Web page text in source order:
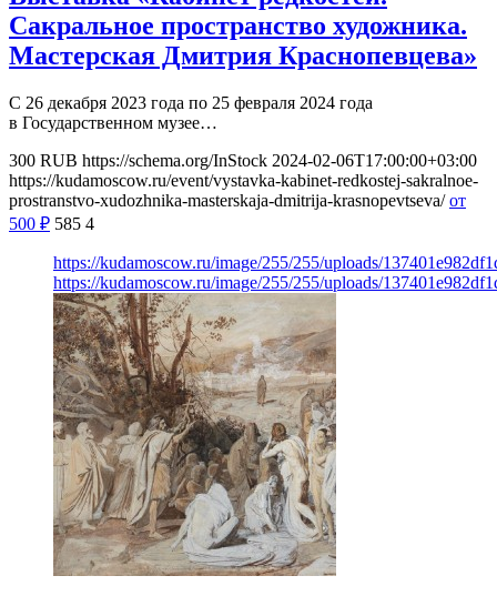
Сакральное пространство художника.
Мастерская Дмитрия Краснопевцева»
С 26 декабря 2023 года по 25 февраля 2024 года
в Государственном музее…
300 RUB https://schema.org/InStock 2024-02-06T17:00:00+03:00
https://kudamoscow.ru/event/vystavka-kabinet-redkostej-sakralnoe-
prostranstvo-xudozhnika-masterskaja-dmitrija-krasnopevtseva/ от
500 ₽ 585 4
https://kudamoscow.ru/image/255/255/uploads/
https://kudamoscow.ru/image/255/255/uploads/